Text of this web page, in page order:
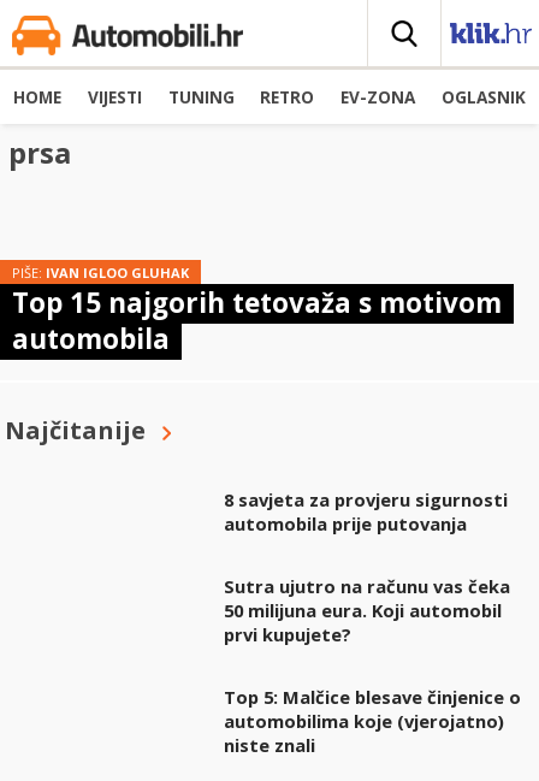
HOME VIJESTI TUNING RETRO EV-ZONA OGLASNIK
prsa
PIŠE: IVAN IGLOO GLUHAK
Top 15 najgorih tetovaža s motivom
automobila
Najčitanije
8 savjeta za provjeru sigurnosti
automobila prije putovanja
Sutra ujutro na računu vas čeka
50 milijuna eura. Koji automobil
prvi kupujete?
Top 5: Malčice blesave činjenice o
automobilima koje (vjerojatno)
niste znali